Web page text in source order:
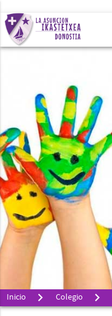
Inicio Colegio